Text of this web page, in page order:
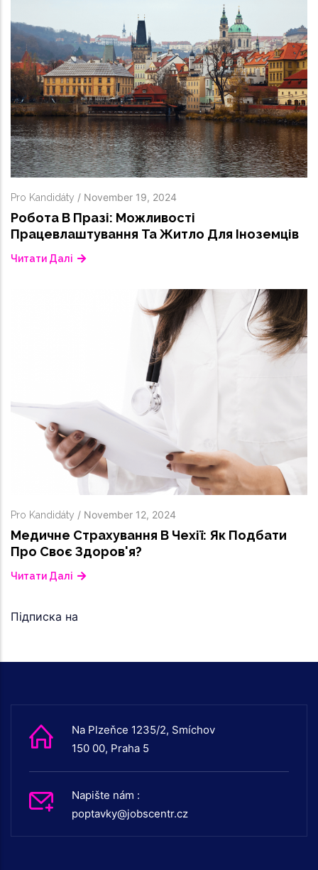
Pro Kandidáty / November 19, 2024
Робота В Празі: Можливості
Працевлаштування Та Житло Для Іноземців
Читати Далі
Pro Kandidáty / November 12, 2024
Медичне Страхування В Чехії: Як Подбати
Про Своє Здоров'я?
Читати Далі
Підписка на
Na Plzeňce 1235/2, Smíchov
150 00, Praha 5
Napište nám :
poptavky@jobscentr.cz